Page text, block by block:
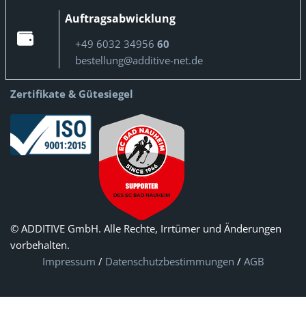
Auftragsabwicklung
+49 6032 34956 60
bestellung@additive-net.de
Zertifikate & Gütesiegel
© ADDITIVE GmbH. Alle Rechte, Irrtümer und Änderungen
vorbehalten.
Impressum / Datenschutzbestimmungen / AGB